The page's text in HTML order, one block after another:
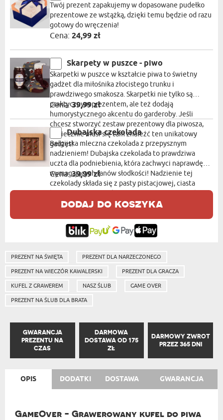
Twój prezent zapakujemy w dopasowane pudełko
prezentowe ze wstążką, dzięki temu będzie od razu
gotowy do wręczenia!
Cena: 24,99 zł
Skarpety w puszce - piwo
Skarpetki w puszce w kształcie piwa to świetny
gadżet dla miłośnika złocistego trunku i
prawdziwego smakosza. Skarpetki nie tylko są
praktycznym prezentem, ale też dodają
humorystycznego akcentu do garderoby. Jeśli
chcesz stworzyć zestaw prezentowy dla piwosza,
koniecznie musi się tam znaleźć ten unikatowy
gadżet!
Cena:39,99 zł
Dubajska czekolada
Belgijska mleczna czekolada z przepysznym
nadzieniem! Dubajska czekolada to prawdziwa
uczta dla podniebienia, która zachwyci naprawdę
wymagających fanów słodkości! Nadzienie tej
czekolady składa się z pasty pistacjowej, ciasta
kompozycję smaków, która jest niezastąpiona!
Cena:39,99 zł
dodaj do koszyka
PREZENT NA ŚWIĘTA PREZENT DLA NARZECZONEGO
PREZENT NA WIECZÓR KAWALERSKI PREZENT DLA GRACZA
KUFEL Z GRAWEREM NASZ ŚLUB GAME OVER
PREZENT NA ŚLUB DLA BRATA
GWARANCJA
PREZENTU NA
CZAS
DARMOWA
DOSTAWA OD 175
ZŁ
DARMOWY ZWROT
PRZEZ 365 DNI
OPIS DODATKI DOSTAWA GWARANCJA
GameOver - Grawerowany kufel do piwa